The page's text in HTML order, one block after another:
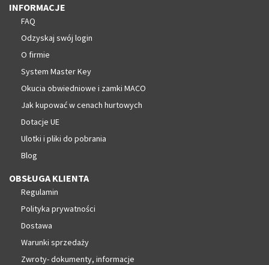
INFORMACJE
FAQ
Odzyskaj swój login
O firmie
System Master Key
Okucia obwiedniowe i zamki MACO
Jak kupować w cenach hurtowych
Dotacje UE
Ulotki i pliki do pobrania
Blog
OBSŁUGA KLIENTA
Regulamin
Polityka prywatności
Dostawa
Warunki sprzedaży
Zwroty- dokumenty, informacje